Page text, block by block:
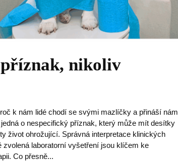
nikoliv
k nám lidé chodí se svými mazlíčky a přináší nám
o nespecifický příznak, který může mít desítky
život ohrožující. Správná interpretace klinických
zvolená laboratorní vyšetření jsou klíčem ke
Co přesně...